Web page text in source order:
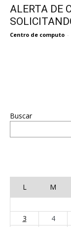
ALERTA DE
Centro de computo -
Buscar
L M
3
4